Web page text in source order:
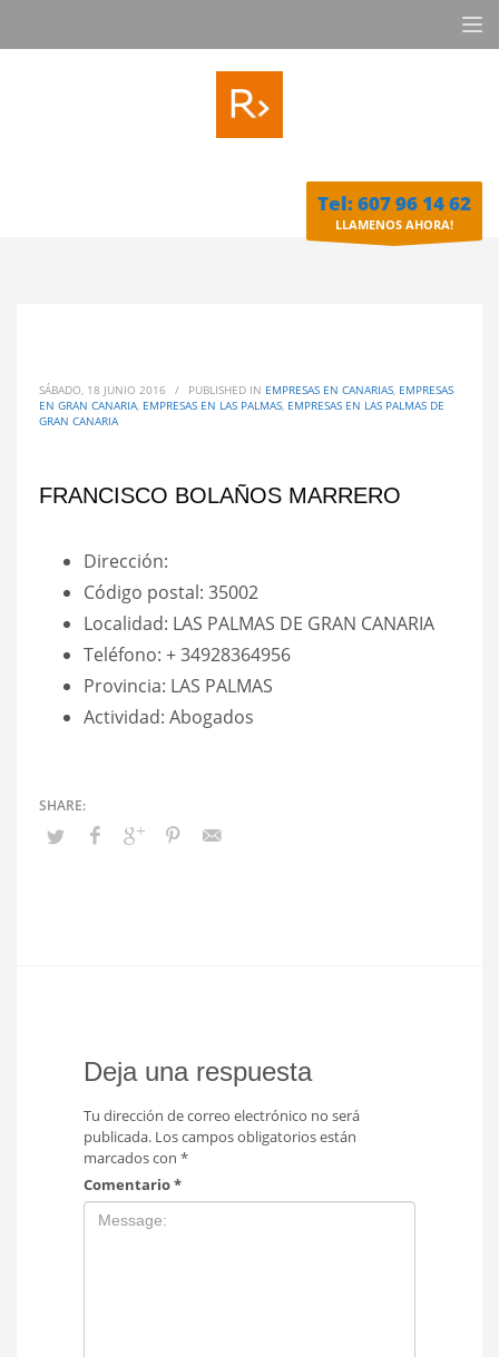
Tel: 607 96 14 62
LLAMENOS AHORA!
SÁBADO, 18 JUNIO 2016 / PUBLISHED IN EMPRESAS EN CANARIAS, EMPRESAS
EN GRAN CANARIA, EMPRESAS EN LAS PALMAS, EMPRESAS EN LAS PALMAS DE
GRAN CANARIA
FRANCISCO BOLAÑOS MARRERO
Dirección:
Código postal: 35002
Localidad: LAS PALMAS DE GRAN CANARIA
Teléfono: + 34928364956
Provincia: LAS PALMAS
Actividad: Abogados
Deja una respuesta
Tu dirección de correo electrónico no será
publicada. Los campos obligatorios están
marcados con *
Comentario*